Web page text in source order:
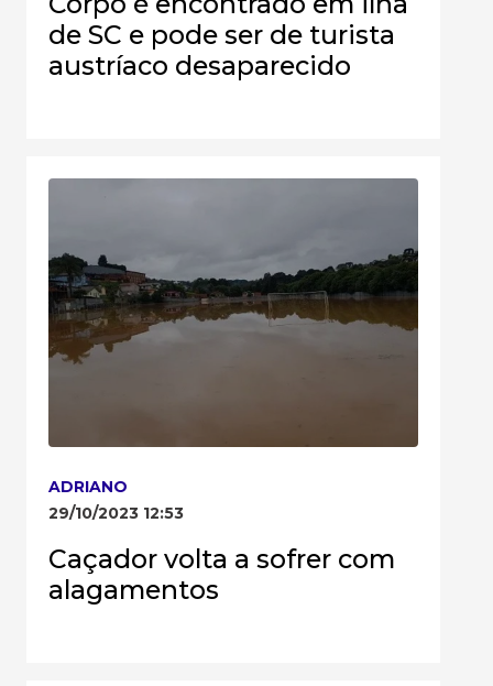
de SC e pode ser de turista
austríaco desaparecido
ADRIANO
29/10/2023 12:53
Caçador volta a sofrer com
alagamentos